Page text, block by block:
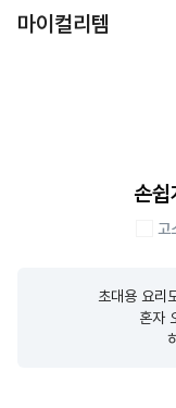
마이컬리템
손쉽
고
초대용 요리
혼자